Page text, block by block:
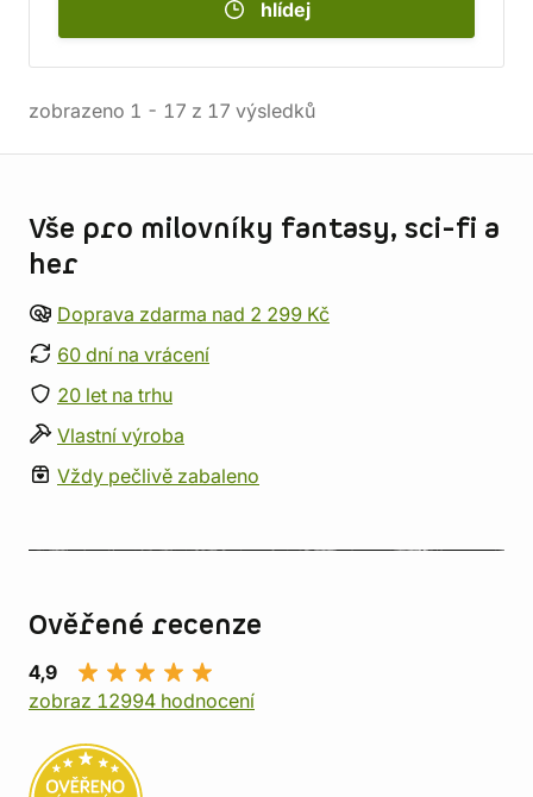
hlídej
zobrazeno 1 - 17 z 17 výsledků
Vše pro milovníky fantasy, sci-fi a
her
Doprava zdarma nad 2 299 Kč
60 dní na vrácení
20 let na trhu
Vlastní výroba
Vždy pečlivě zabaleno
Ověřené recenze
4,9
zobraz 12994 hodnocení